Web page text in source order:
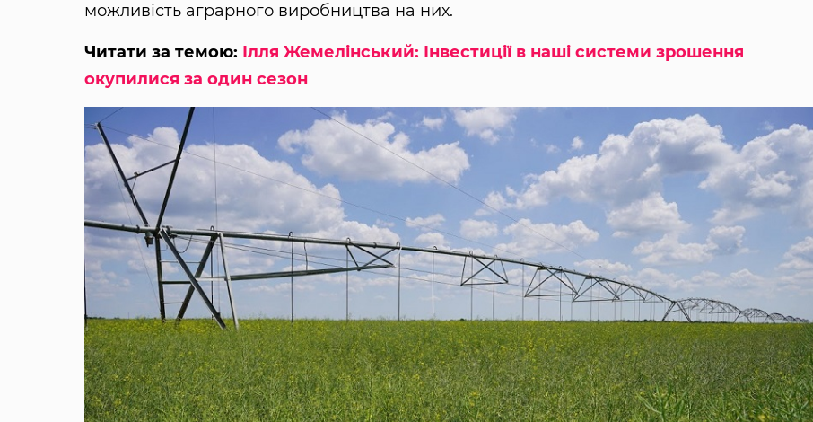
можливість аграрного виробництва на них.
Читати за темою: Ілля Жемелінський: Інвестиції в наші системи зрошення
окупилися за один сезон